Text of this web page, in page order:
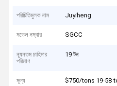
পরিচিতিমুলক নাম Juyiheng
মডেল নম্বার SGCC
ন্যূনতম চাহিদার
পরিমাণ
19 টন
মূল্য $750/tons 19-58